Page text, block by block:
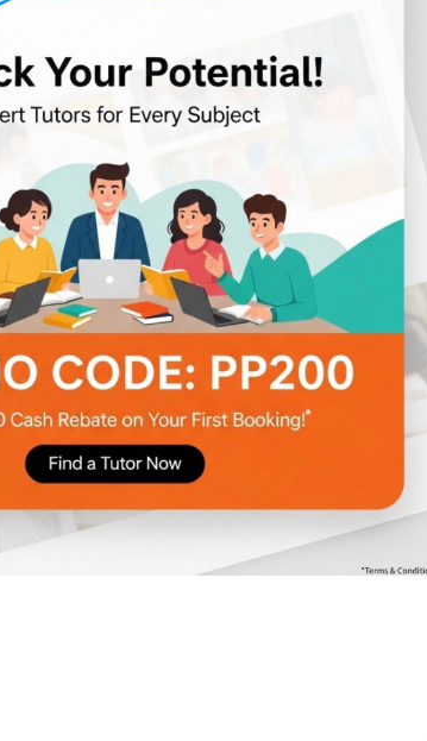
比較6種新式避孕工具優缺點！